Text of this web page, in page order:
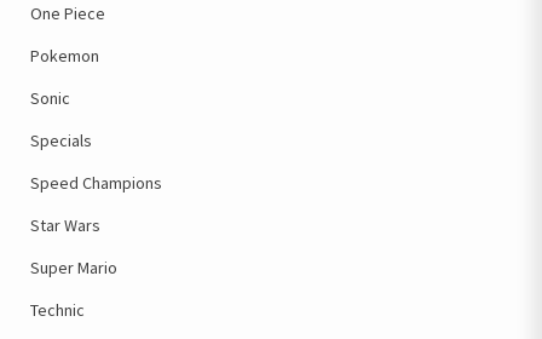
One Piece
Pokemon
Sonic
Specials
Speed Champions
Star Wars
Super Mario
Technic